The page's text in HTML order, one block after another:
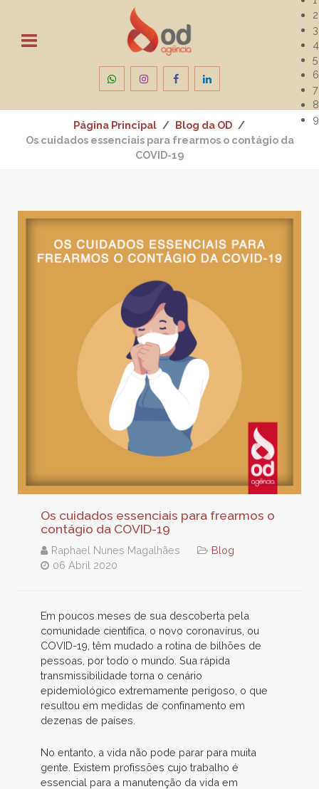
Página Principal
Blog da OD
Os cuidados essenciais para frearmos o contágio da
COVID-19
Os cuidados essenciais para frearmos o
contágio da COVID-19
Raphael Nunes Magalhães
Blog
06 Abril 2020
Em poucos meses de sua descoberta pela
comunidade científica, o novo coronavírus, ou
COVID-19, têm mudado a rotina de bilhões de
pessoas, por todo o mundo. Sua rápida
transmissibilidade torna o cenário
epidemiológico extremamente perigoso, o que
resultou em medidas de confinamento em
dezenas de países.
No entanto, a vida não pode parar para muita
gente. Existem profissões cujo trabalho é
essencial para a manutenção da vida em
2
3
4
5
6
7
8
9